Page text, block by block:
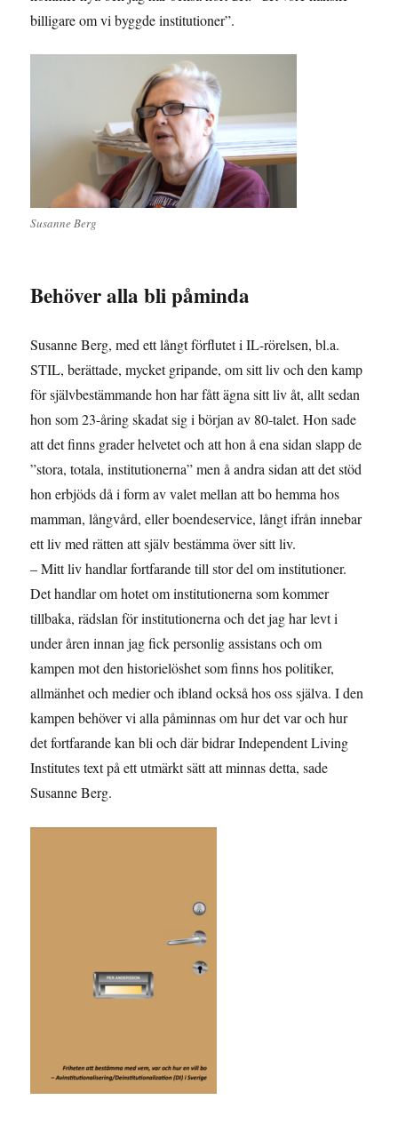
billigare om vi byggde institutioner”.
Susanne Berg
Behöver alla bli påminda
Susanne Berg, med ett långt förflutet i IL-rörelsen, bl.a.
STIL, berättade, mycket gripande, om sitt liv och den kamp
för självbestämmande hon har fått ägna sitt liv åt, allt sedan
hon som 23-åring skadat sig i början av 80-talet. Hon sade
att det finns grader helvetet och att hon å ena sidan slapp de
”stora, totala, institutionerna” men å andra sidan att det stöd
hon erbjöds då i form av valet mellan att bo hemma hos
mamman, långvård, eller boendeservice, långt ifrån innebar
ett liv med rätten att själv bestämma över sitt liv.
– Mitt liv handlar fortfarande till stor del om institutioner.
Det handlar om hotet om institutionerna som kommer
tillbaka, rädslan för institutionerna och det jag har levt i
under åren innan jag fick personlig assistans och om
kampen mot den historielöshet som finns hos politiker,
allmänhet och medier och ibland också hos oss själva. I den
kampen behöver vi alla påminnas om hur det var och hur
det fortfarande kan bli och där bidrar Independent Living
Institutes text på ett utmärkt sätt att minnas detta, sade
Susanne Berg.